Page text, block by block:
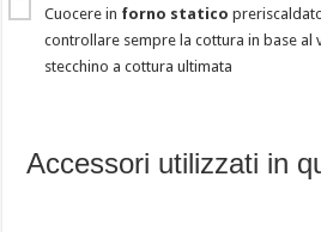
Cuocere in forno statico
controllare sempre la cottura in base al
stecchino a cottura ultimata
Accessori utilizzati in